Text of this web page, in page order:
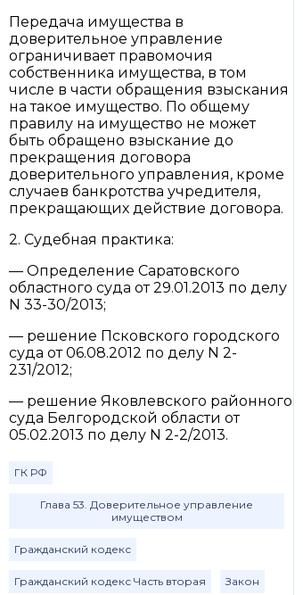
Передача имущества в
доверительное управление
ограничивает правомочия
собственника имущества, в том
числе в части обращения взыскания
на такое имущество. По общему
правилу на имущество не может
быть обращено взыскание до
прекращения договора
доверительного управления, кроме
случаев банкротства учредителя,
прекращающих действие договора.
2. Судебная практика:
— Определение Саратовского
областного суда от 29.01.2013 по делу
N 33-30/2013;
— решение Псковского городского
суда от 06.08.2012 по делу N 2-
231/2012;
— решение Яковлевского районного
суда Белгородской области от
05.02.2013 по делу N 2-2/2013.
ГК РФ
Глава 53. Доверительное управление
имуществом
Гражданский кодекс
Гражданский кодекс Часть вторая Закон